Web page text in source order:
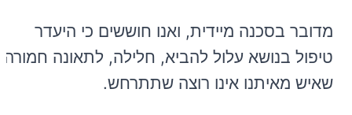
מדובר בסכנה מיידית, ואנו חוששים כי היעדר
טיפול בנושא עלול להביא, חלילה, לתאונה חמורה
שאיש מאיתנו אינו רוצה שתתרחש.